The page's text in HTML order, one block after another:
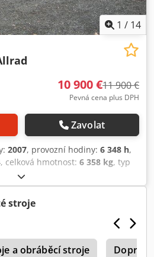
1 / 14
10 900 €11 900 €
Pevná cena plus DPH
Zavolat
2007, provozní hodiny: 6 348 h,
, celková hmotnost: 6 358 kg, typ
Dkodpfx Aiszr Im He Njr
stroje
a obráběcí stroje